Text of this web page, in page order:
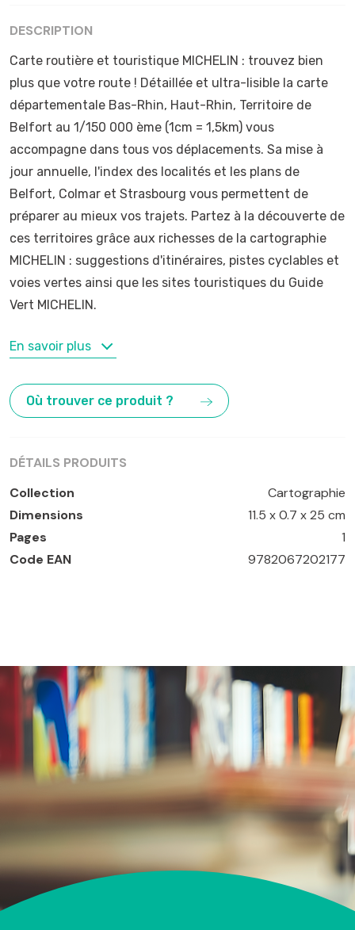
DESCRIPTION
Carte routière et touristique MICHELIN : trouvez bien
plus que votre route ! Détaillée et ultra-lisible la carte
départementale Bas-Rhin, Haut-Rhin, Territoire de
Belfort au 1/150 000 ème (1cm = 1,5km) vous
accompagne dans tous vos déplacements. Sa mise à
jour annuelle, l'index des localités et les plans de
Belfort, Colmar et Strasbourg vous permettent de
préparer au mieux vos trajets. Partez à la découverte de
ces territoires grâce aux richesses de la cartographie
MICHELIN : suggestions d'itinéraires, pistes cyclables et
voies vertes ainsi que les sites touristiques du Guide
Vert MICHELIN.
MOTS-CLÉS
En savoir plus
Où trouver ce produit ?
DÉTAILS PRODUITS
Collection
Cartographie
Dimensions
11.5 x 0.7 x 25 cm
Pages
1
Code EAN
9782067202177